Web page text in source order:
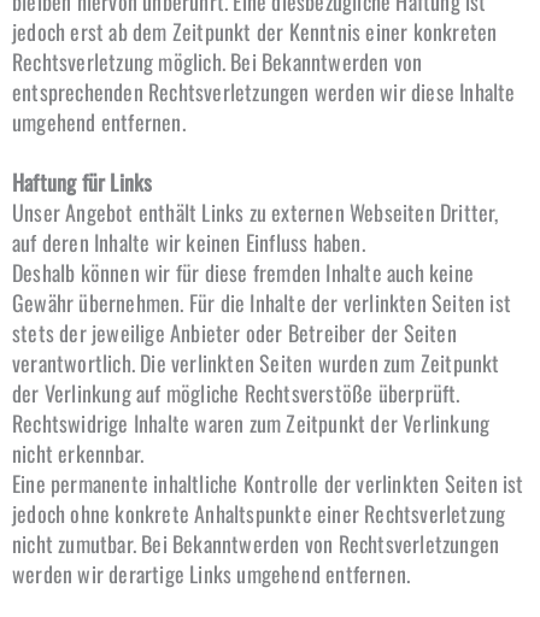
jedoch erst ab dem Zeitpunkt der Kenntnis einer konkreten
Rechtsverletzung möglich. Bei Bekanntwerden von
entsprechenden Rechtsverletzungen werden wir diese Inhalte
umgehend entfernen.
Haftung für Links
Unser Angebot enthält Links zu externen Webseiten Dritter,
auf deren Inhalte wir keinen Einfluss haben.
Deshalb können wir für diese fremden Inhalte auch keine
Gewähr übernehmen. Für die Inhalte der verlinkten Seiten ist
stets der jeweilige Anbieter oder Betreiber der Seiten
verantwortlich. Die verlinkten Seiten wurden zum Zeitpunkt
der Verlinkung auf mögliche Rechtsverstöße überprüft.
Rechtswidrige Inhalte waren zum Zeitpunkt der Verlinkung
nicht erkennbar.
Eine permanente inhaltliche Kontrolle der verlinkten Seiten ist
jedoch ohne konkrete Anhaltspunkte einer Rechtsverletzung
nicht zumutbar. Bei Bekanntwerden von Rechtsverletzungen
werden wir derartige Links umgehend entfernen.